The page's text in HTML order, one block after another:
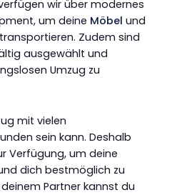
wir über modernes
um deine Möbel und
Zudem sind
ausgewählt und
Umzug zu
mit vielen
sein kann. Deshalb
Verfügung, um deine
dich bestmöglich zu
Partner kannst du